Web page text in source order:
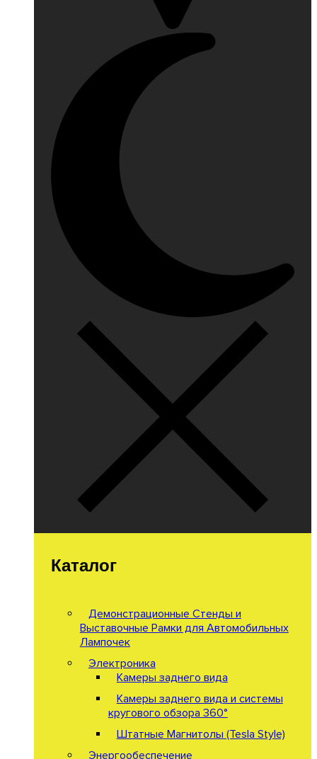
Каталог
Демонстрационные Стенды и
Выставочные Рамки для Автомобильных
Лампочек
Электроника
Камеры заднего вида
Камеры заднего вида и системы
кругового обзора 360°
Штатные Магнитолы (Tesla Style)
Энергообеспечение